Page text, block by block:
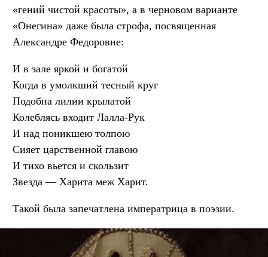
«гений чистой красоты», а в черновом варианте
«Онегина» даже была строфа, посвященная
Александре Федоровне:
И в зале яркой и богатой
Когда в умолкший тесный круг
Подобна лилии крылатой
Колеблясь входит Лалла-Рук
И над поникшею толпою
Сияет царственной главою
И тихо вьется и скользит
Звезда — Харита меж Харит.
Такой была запечатлена императрица в поэзии.